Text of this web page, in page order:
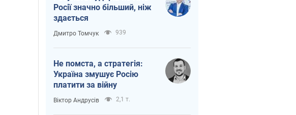
Росії значно більший, ніж
здається
Дмитро Томчук 939
Не помста, а стратегія:
Україна змушує Росію
платити за війну
Віктор Андрусів 2,1 т.